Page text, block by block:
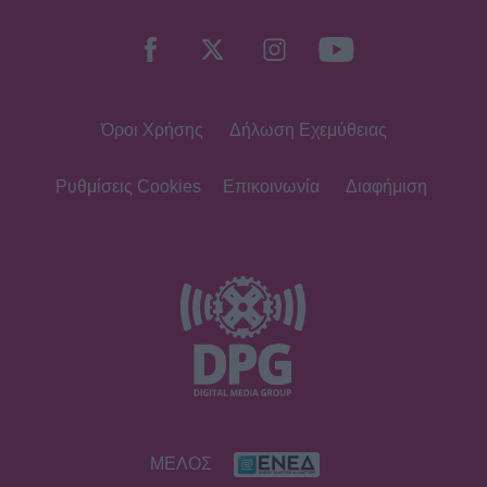
παρουσιάστρια του «Ok» στο MAD
που κατέκτησε τα πλατό, τα
8 Αυγούστου 2017: Σαν σήμερα
σίγησε η βελούδινη φωνή της
Όροι Χρήσης Δήλωση Εχεμύθειας
Ρυθμίσεις Cookies Επικοινωνία Διαφήμιση
ΜΕΛΟΣ